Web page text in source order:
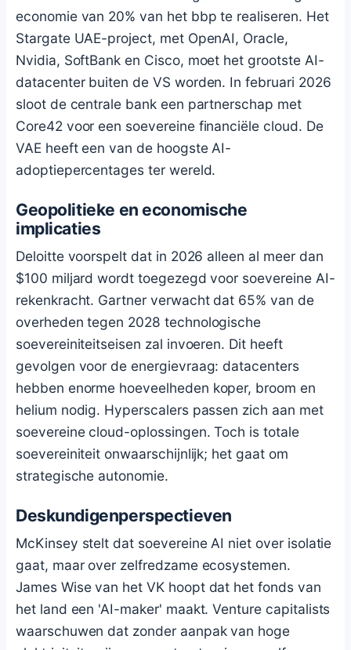
economie van 20% van het bbp te realiseren. Het
Stargate UAE-project, met OpenAI, Oracle,
Nvidia, SoftBank en Cisco, moet het grootste AI-
datacenter buiten de VS worden. In februari 2026
sloot de centrale bank een partnerschap met
Core42 voor een soevereine financiële cloud. De
VAE heeft een van de hoogste AI-
adoptiepercentages ter wereld.
Geopolitieke en economische
implicaties
Deloitte voorspelt dat in 2026 alleen al meer dan
$100 miljard wordt toegezegd voor soevereine AI-
rekenkracht. Gartner verwacht dat 65% van de
overheden tegen 2028 technologische
soevereiniteitseisen zal invoeren. Dit heeft
gevolgen voor de energievraag: datacenters
hebben enorme hoeveelheden koper, broom en
helium nodig. Hyperscalers passen zich aan met
soevereine cloud-oplossingen. Toch is totale
soevereiniteit onwaarschijnlijk; het gaat om
strategische autonomie.
Deskundigenperspectieven
McKinsey stelt dat soevereine AI niet over isolatie
gaat, maar over zelfredzame ecosystemen.
James Wise van het VK hoopt dat het fonds van
het land een 'AI-maker' maakt. Venture capitalists
waarschuwen dat zonder aanpak van hoge